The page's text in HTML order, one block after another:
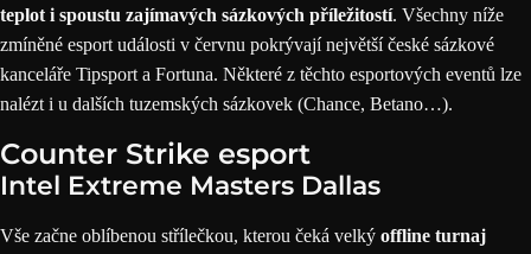
teplot i spoustu zajímavých sázkových příležitostí. Všechny níže
zmíněné esport události v červnu pokrývají největší české sázkové
kanceláře Tipsport a Fortuna. Některé z těchto esportových eventů lze
nalézt i u dalších tuzemských sázkovek (Chance, Betano…).
Counter Strike esport
Intel Extreme Masters Dallas
Vše začne oblíbenou střílečkou, kterou čeká velký offline turnaj